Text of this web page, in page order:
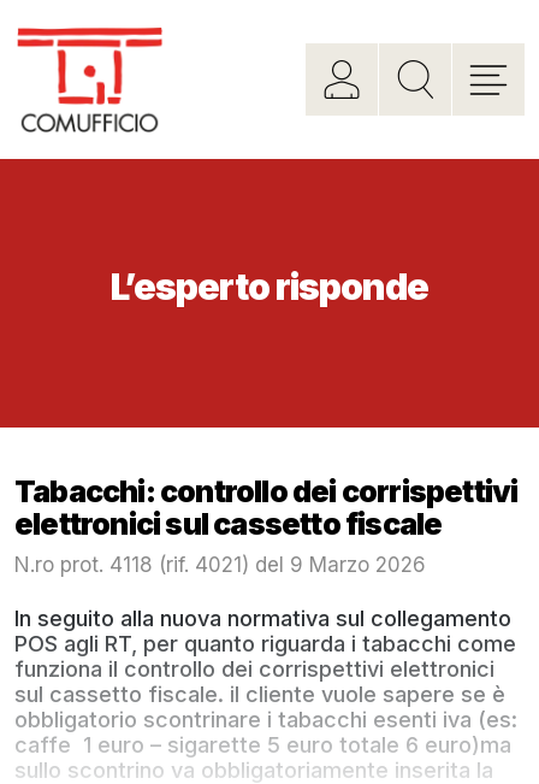
L’esperto risponde
Tabacchi: controllo dei corrispettivi
elettronici sul cassetto fiscale
N.ro prot. 4118 (rif. 4021) del 9 Marzo 2026
In seguito alla nuova normativa sul collegamento
POS agli RT, per quanto riguarda i tabacchi come
funziona il controllo dei corrispettivi elettronici
sul cassetto fiscale. il cliente vuole sapere se è
obbligatorio scontrinare i tabacchi esenti iva (es:
caffe 1 euro – sigarette 5 euro totale 6 euro)ma
sullo scontrino va obbligatoriamente inserita la